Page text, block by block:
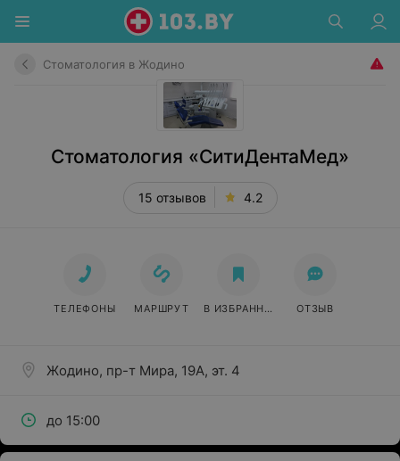
Стоматология в Жодино
Стоматология «СитиДентаМед»
15 отзывов 4.2
Жодино, пр-т Мира, 19А, эт. 4
до 15:00
ТЕЛЕФОНЫ МАРШРУТ В ИЗБРАННОЕ ОТЗЫВ